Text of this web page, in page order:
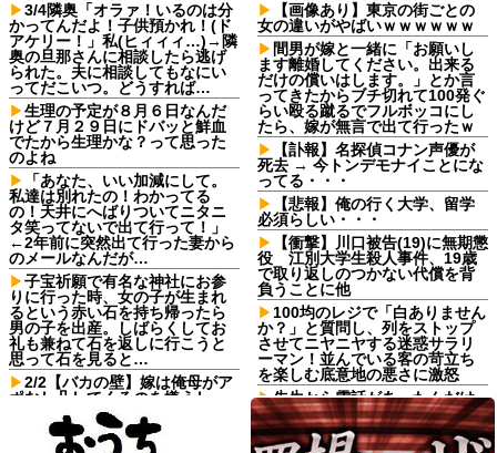
3/4隣奥「オラァ！いるのは分
かってんだよ！子供預かれ！(ド
アケリー！」私(ヒィィィ…)→隣
奥の旦那さんに相談したら逃げ
られた。夫に相談してもなにい
ってだこいつ。どうすれば…
生理の予定が８月６日なんだ
けど７月２９日にドバッと鮮血
でたから生理かな？って思った
のよね
「あなた、いい加減にして。
私達は別れたの！わかってる
の！天井にへばりついてニタニ
タ笑ってないで出て行って！」
←2年前に突然出て行った妻から
のメールなんだが…
子宝祈願で有名な神社にお参
りに行った時、女の子が生まれ
るという赤い石を持ち帰ったら
男の子を出産。しばらくしてお
礼も兼ねて石を返しに行こうと
思って石を見ると…
2/2【バカの壁】嫁は俺母がア
ポなし凸してくるのを嫌うし、
母は悪意があってか平気で繰り
返す。なぜ嫁姑は仲良くできな
いんだ？なんで女って生き物は
【画像あり】東京の街ごとの
女の違いがやばいｗｗｗｗｗｗ
間男が嫁と一緒に「お願いし
ます離婚してください。出来る
だけの償いはします。」とか言
ってきたからブチ切れて100発ぐ
らい殴る蹴るでフルボッコにし
たら、嫁が無言で出て行ったｗ
【訃報】名探偵コナン声優が
死去 → 今トンデモナイことにな
ってる・・・
【悲報】俺の行く大学、留学
必須らしい・・・
【衝撃】川口被告(19)に無期懲
役 江別大学生殺人事件、19歳
で取り返しのつかない代償を背
負うことに他
100均のレジで「白ありません
か？」と質問し、列をストップ
させてニヤニヤする迷惑サラリ
ーマン！並んでいる客の苛立ち
を楽しむ底意地の悪さに激怒
先生から電話があったんだけ
ど、「〜とか〜」「〜とか考え
て〜」と何度も言ってたのが耳
に残ってしまった